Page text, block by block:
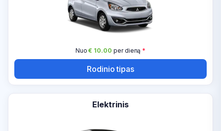
Nuo€ 10.00 per dieną *
Rodinio tipas
Elektrinis